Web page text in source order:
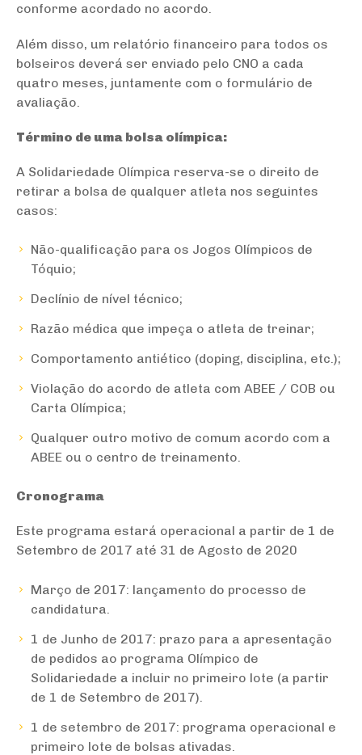
conforme acordado no acordo.
Além disso, um relatório financeiro para todos os
bolseiros deverá ser enviado pelo CNO a cada
quatro meses, juntamente com o formulário de
avaliação.
Término de uma bolsa olímpica:
A Solidariedade Olímpica reserva-se o direito de
retirar a bolsa de qualquer atleta nos seguintes
casos:
Não-qualificação para os Jogos Olímpicos de
Tóquio;
Declínio de nível técnico;
Razão médica que impeça o atleta de treinar;
Comportamento antiético (doping, disciplina, etc.);
Violação do acordo de atleta com ABEE / COB ou
Carta Olímpica;
Qualquer outro motivo de comum acordo com a
ABEE ou o centro de treinamento.
Cronograma
Este programa estará operacional a partir de 1 de
Setembro de 2017 até 31 de Agosto de 2020
Março de 2017: lançamento do processo de
candidatura.
1 de Junho de 2017: prazo para a apresentação
de pedidos ao programa Olímpico de
Solidariedade a incluir no primeiro lote (a partir
de 1 de Setembro de 2017).
1 de setembro de 2017: programa operacional e
primeiro lote de bolsas ativadas.